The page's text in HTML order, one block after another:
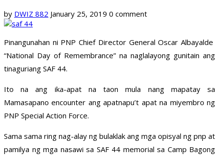
by DWIZ 882 January 25, 2019 0 comment
Pinangunahan ni PNP Chief Director General Oscar Albayalde
“National Day of Remembrance” na naglalayong gunitain ang
tinaguriang SAF 44.
Ito na ang ika-apat na taon mula nang mapatay sa
Mamasapano encounter ang apatnapu’t apat na miyembro ng
PNP Special Action Force.
Sama sama ring nag-alay ng bulaklak ang mga opisyal ng pnp at
pamilya ng mga nasawi sa SAF 44 memorial sa Camp Bagong